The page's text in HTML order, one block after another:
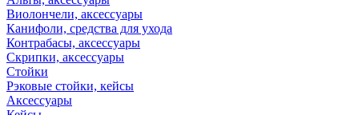
Виолончели, аксессуары
Канифоли, средства для ухода
Контрабасы, аксессуары
Скрипки, аксессуары
Стойки
Рэковые стойки, кейсы
Аксессуары